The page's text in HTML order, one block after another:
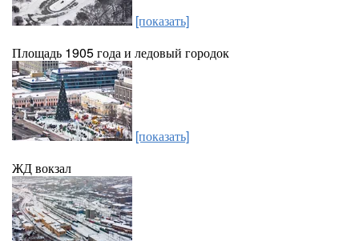
[показать]
Площадь 1905 года и ледовый городок
[показать]
ЖД вокзал